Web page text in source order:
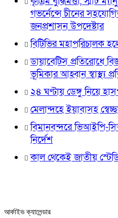
গভর্নেন্সে চীনের
জনপ্রশাসন উপদেষ্টার
বিটিভির মহাপরিচালক
ডায়াবেটিস প্রতিরোধে
ভূমিকার আহ্বান স্বাস্থ্য
২৪ ঘণ্টায় ডেঙ্গু নিয়ে
মেলান্দহে ইয়াবাসহ
বিমানবন্দরে ভিআইপি-
নির্দেশ
কাল থেকেই জাতীয়
আর্কাইভ ক্যালেন্ডার